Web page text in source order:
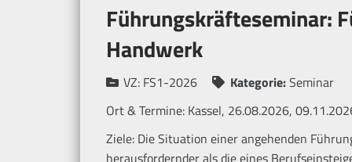
Führungskräfteseminar:
Handwerk
VZ: FS1-2026 Kategorie:Seminar
Ort & Termine: Kassel, 26.08.2026,
Ziele: Die Situation einer angehenden
herausfordernder als die eines